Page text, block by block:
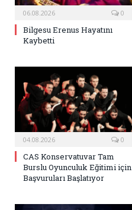
06.08.2026 0
Bilgesu Erenus Hayatını
Kaybetti
04.08.2026 0
CAS Konservatuvar Tam
Burslu Oyunculuk Eğitimi için
Başvuruları Başlatıyor